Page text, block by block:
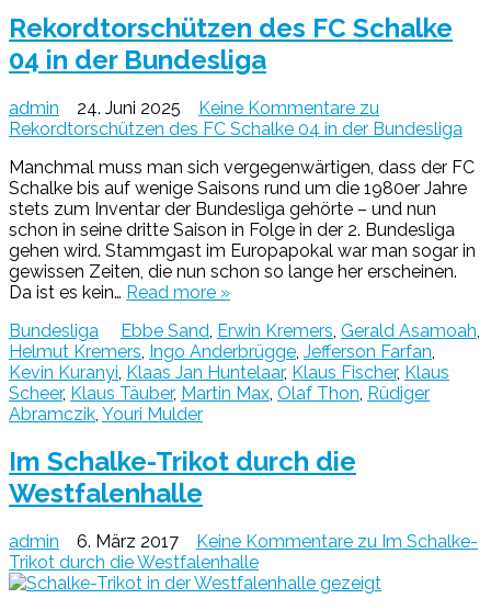
Rekordtorschützen des FC Schalke
04 in der Bundesliga
admin 24. Juni 2025 Keine Kommentare zu
Rekordtorschützen des FC Schalke 04 in der Bundesliga
Manchmal muss man sich vergegenwärtigen, dass der FC
Schalke bis auf wenige Saisons rund um die 1980er Jahre
stets zum Inventar der Bundesliga gehörte – und nun
schon in seine dritte Saison in Folge in der 2. Bundesliga
gehen wird. Stammgast im Europapokal war man sogar in
gewissen Zeiten, die nun schon so lange her erscheinen.
Da ist es kein… Read more »
Bundesliga
Ebbe Sand Erwin Kremers Gerald Asamoah
Helmut Kremers Ingo Anderbrügge Jefferson Farfan
Kevin Kuranyi Klaas Jan Huntelaar, Klaus Fischer, Klaus
Scheer, Klaus Täuber, Martin Max Olaf Thon Rüdiger
Abramczik Youri Mulder
Im Schalke-Trikot durch die
Westfalenhalle
admin 6. März 2017 Keine Kommentare zu Im Schalke-
Trikot durch die Westfalenhalle